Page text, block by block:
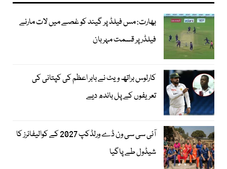
بھارت: مس فیلڈ پر گیند کو غصے میں لات مارنے
فیلڈر پر قسمت مہربان
کارلوس براتھ ویٹ نے بابر اعظم کی کپتانی کی
تعریفوں کے پل باندھ دیے
آئی سی سی ون ڈے ورلڈکپ 2027 کے کوالیفائرز کا
شیڈول طے پاگیا